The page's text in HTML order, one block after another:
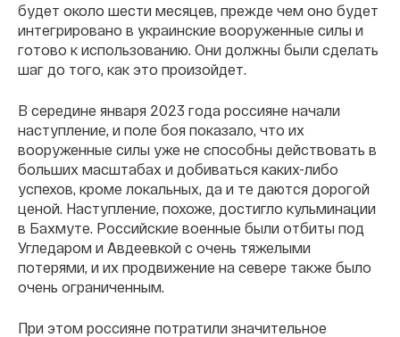
будет около шести месяцев, прежде чем оно будет
интегрировано в украинские вооруженные силы и
готово к использованию. Они должны были сделать
шаг до того, как это произойдет.
В середине января 2023 года россияне начали
наступление, и поле боя показало, что их
вооруженные силы уже не способны действовать в
больших масштабах и добиваться каких-либо
успехов, кроме локальных, да и те даются дорогой
ценой. Наступление, похоже, достигло кульминации
в Бахмуте. Российские военные были отбиты под
Угледаром и Авдеевкой с очень тяжелыми
потерями, и их продвижение на севере также было
очень ограниченным.
При этом россияне потратили значительное